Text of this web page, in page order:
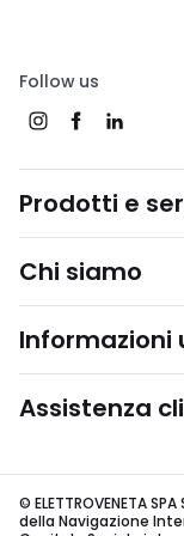
Follow us
Prodotti e
Chi siamo
Informazioni
Assistenza
© ELETTROVENETA
della Navigazione